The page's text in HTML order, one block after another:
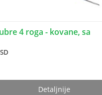
4 roga - kovane, sa
Detaljnije